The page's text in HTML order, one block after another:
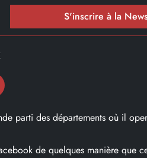
S'inscrire à la
parti des départements où il
de quelques manière que